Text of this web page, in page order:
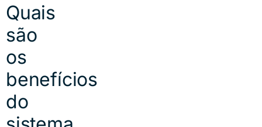
Quais
são
os
benefícios
do